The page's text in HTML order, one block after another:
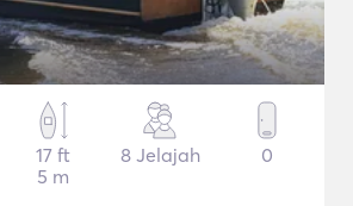
17 ft
5 m
8 Jelajah 0